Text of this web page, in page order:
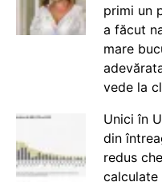
primi un
a făcut
mare
vede la
Unici în
din
redus
calculate